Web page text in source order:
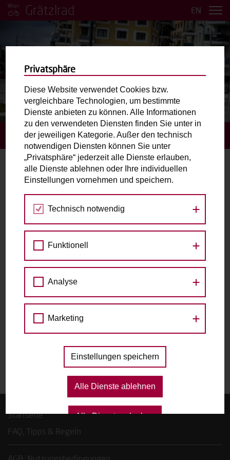
Grätzlrad EN
BILDER ANSEHEN
STARTSEITE BUCHUNGSANFRAGE STELLEN
Buchungsanfrage stellen
Stadtteilmanagement Seestadt aspern / Hannah-
zu den Raddetails
Das gewählte Datum ist nicht verfügbar.
Startseite
FAQ, Tipps & Regeln
Privatsphäre
Diese Website verwendet Cookies bzw.
vergleichbare Technologien, um bestimmte
Dienste anbieten zu können. Alle Informationen
zu den verwendeten Diensten finden Sie unter in
der jeweiligen Kategorie. Außer den technisch
notwendigen Diensten können Sie unter
„Privatsphäre“ jederzeit alle Dienste erlauben,
alle Dienste ablehnen oder Ihre individuellen
Einstellungen vornehmen und speichern.
Technisch notwendig
Funktionell
Analyse
Marketing
Einstellungen speichern
Alle Dienste ablehnen
Alle Dienste erlauben